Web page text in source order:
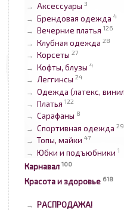
→ Аксессуары 3
→ Брендовая одежда 4
→ Вечерние платья 126
→ Клубная одежда 28
→ Корсеты 27
→ Кофты, блузы 4
→ Леггинсы 24
→ Одежда (латекс,
→ Платья 122
→ Сарафаны 8
→ Спортивная одежда 29
→ Топы, майки 47
→ Юбки и подъюбники 1
Карнавал 100
Красота и здоровье 618
→ РАСПРОДАЖА!